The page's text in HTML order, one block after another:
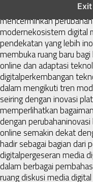
yang terus berkembang
mencerminkan
modernekosistem digital
pendekatan yang lebih
membuka ruang baru
online dan adaptasi
digitalperkembangan
dalam mengikuti tren
seiring dengan inovasi
memperlihatkan
dengan perubahan
online semakin dekat
hadir sebagai bagian dari
digitalpergeseran media
dalam berbagai
ruang diskusi media